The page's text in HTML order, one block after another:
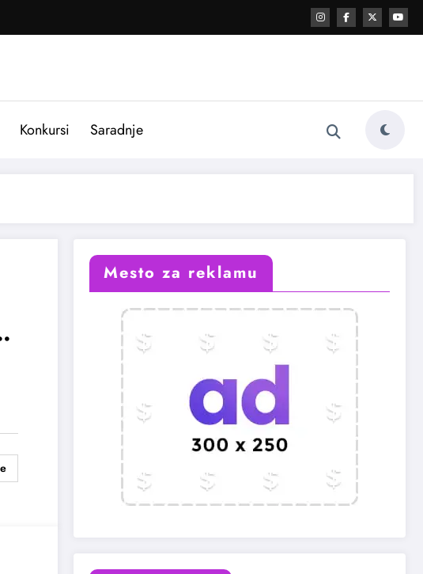
Konkursi Saradnje
Mesto za reklamu